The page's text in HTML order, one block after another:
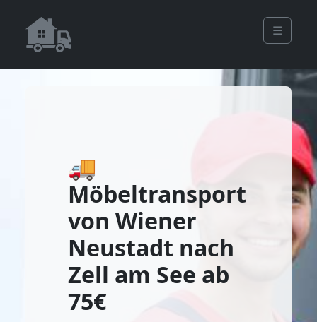
☰
🚚
Möbeltransport
von Wiener
Neustadt nach
Zell am See ab
75€